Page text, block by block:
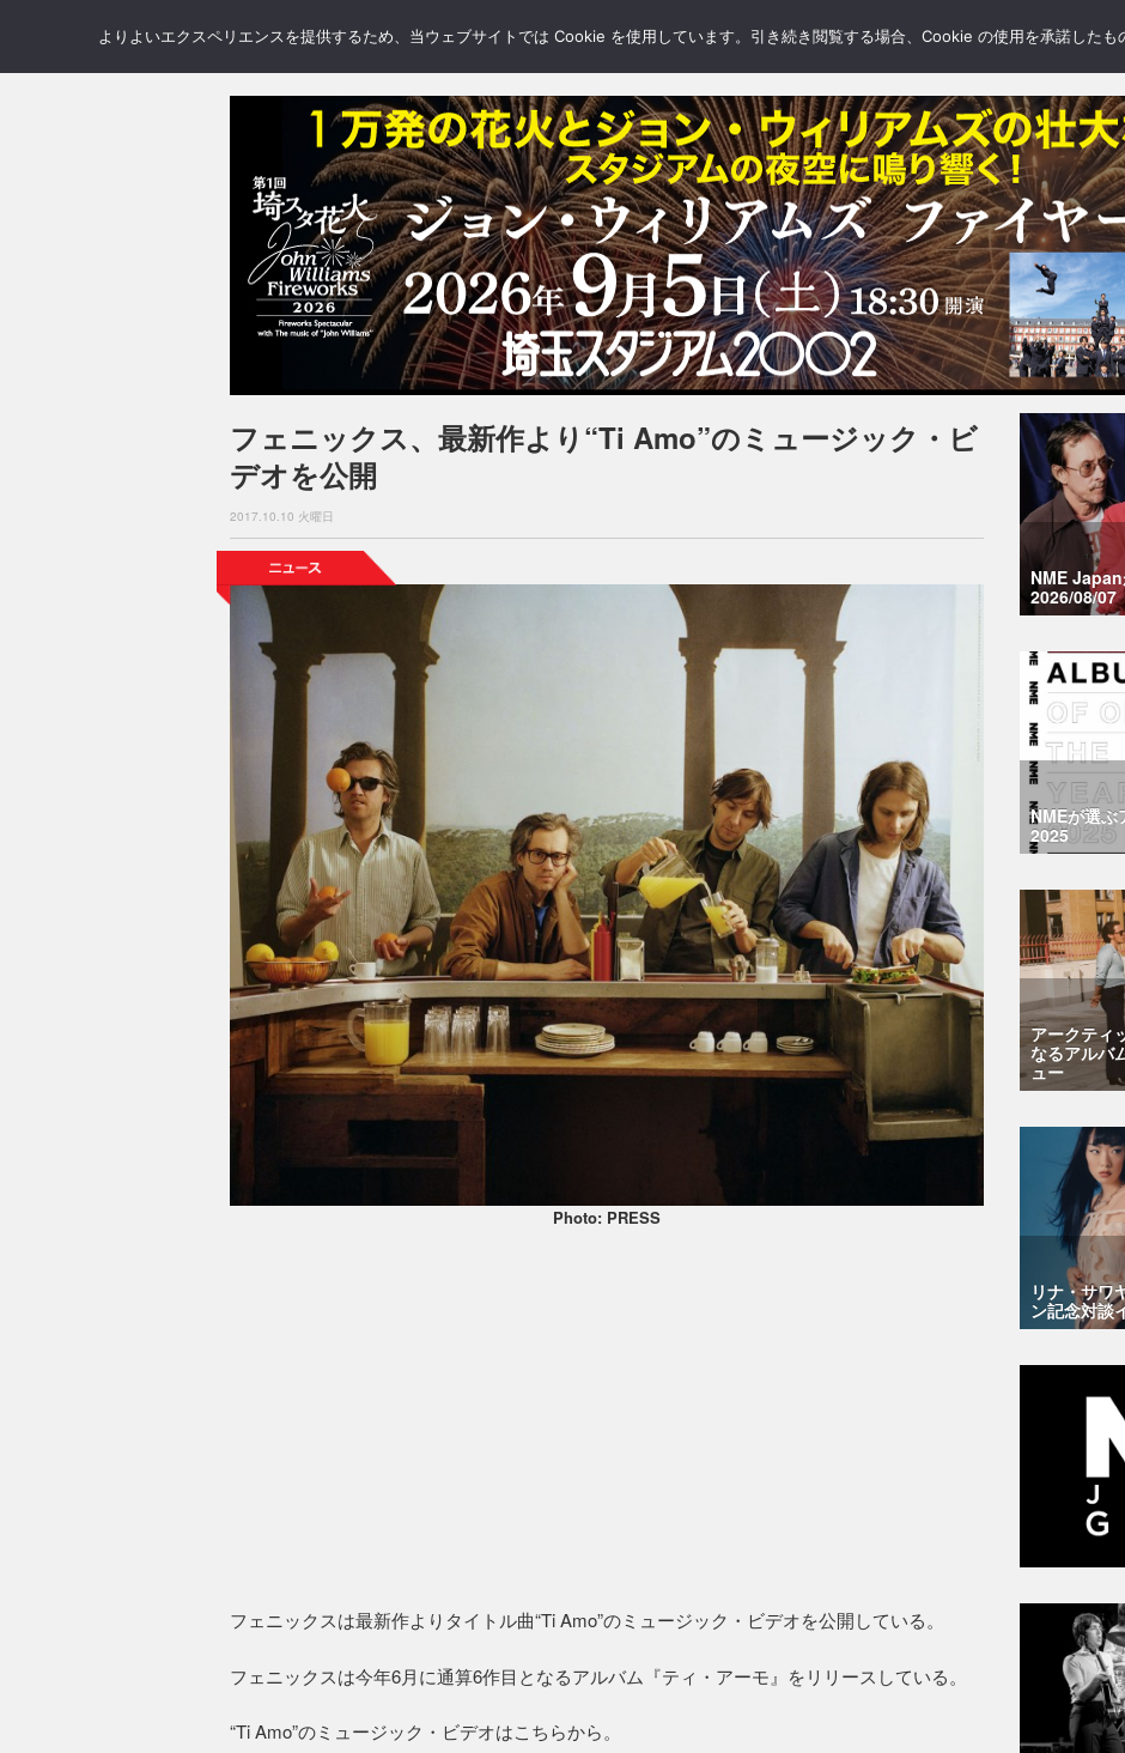
NEWS REVIEWS GALLERY BLOGS FEATURE
フェニックス、最新作より“Ti Amo”のミュージック・ビ
デオを公開
2017.10.10 火曜日
Photo: PRESS
フェニックスは最新作よりタイトル曲“Ti Amo”のミュージック・ビデオを公開している。
フェニックスは今年6月に通算6作目となるアルバム『ティ・アーモ』をリリースしている。
“Ti Amo”のミュージック・ビデオはこちらから。
NME
2026/08/07
NMEが選ぶ
2025
アークティ
なるアルバ
ュー
リナ・サワ
ン記念対談
よりよいエクスペリエンスを提供するため、当ウェブサイトでは Cookie を使用しています。引き続き閲覧する場合、Cookie の使用を承諾したも